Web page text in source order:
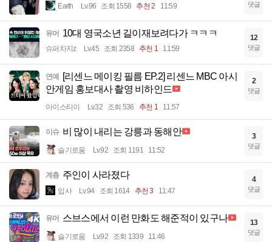
Earth Lv.96 조회 1558 추천 2 11:59 댓글
유머 10대 영국소년 길이재보려다가 ㅋㅋㅋ
슈퍼차지z Lv.45 조회 2358 추천 1 11:59
12
댓글
연예
[리센느 메이킹 필름 EP.2] 리센느 MBC 아시
안게임 홍보대사 촬영 비하인드
아이스티이 Lv.32 조회 536 추천 1 11:57
2
댓글
이슈 비 많이 내리는 강릉과 동해안
슬기로움 Lv.92 조회 1191 11:52
3
댓글
계층 주인이 사라졌다
입사 Lv.94 조회 1614 추천 3 11:47
4
댓글
유머 스브스에서 이런 만화도 해준적이 있구나
슬기로움 Lv.92 조회 1339 11:46
13
댓글